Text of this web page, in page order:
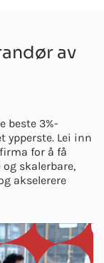
av
beste 3%-
ypperste. Lei inn
for å få
skalerbare,
akselerere